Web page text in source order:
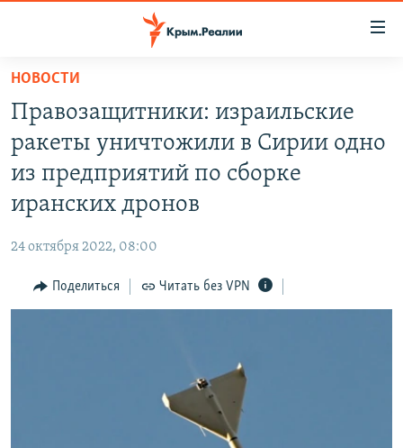
Вернуться
основному
содержанию
Вернутся
главной
Вернутся
поиску
СПЕЦПРОЕКТЫ
ВОДА
ИНТЕРАКТИВ
ИНФОГРАФИКА
РАДІО СВОБОДА
КАК ОБОЙТИ БЛОКИРОВКУ
НОВОСТИ
Правозащитники: израильские
ракеты уничтожили в Сирии одно
из предприятий по сборке
иранских дронов
24 октября 2022, 08:00
Поделиться Читать без VPN